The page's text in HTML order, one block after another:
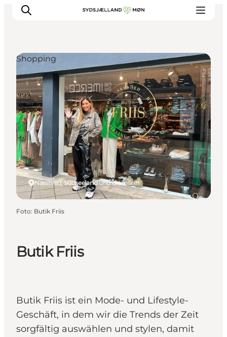
Erleben
Städte und Orte
Events
Essen
Unterkunft
Reise planen
Butik Friis
Butik Friis ist ein Mode- und Lifestyle-
Geschäft, in dem wir die Trends der Zeit
sorgfältig auswählen und stylen, damit
Næstved, Südseeland und die Inseln
Shopping
Foto: Butik Friis